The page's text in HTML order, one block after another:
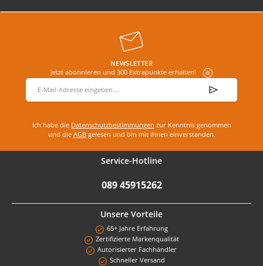
NEWSLETTER
Jetzt abonnieren und 300 Extrapunkte erhalten!
E-Mail-Adresse
Ich habe die Datenschutzbestimmungen zur Kenntnis genommen
und die AGBgelesen und bin mit ihnen einverstanden.
Service-Hotline
089 45915262
Unsere Vorteile
65+ Jahre Erfahrung
Zertifizierte Markenqualität
Autorisierter Fachhändler
Schneller Versand